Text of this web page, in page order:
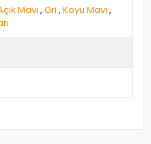
Mavi , Gri , Koyu Mavi ,